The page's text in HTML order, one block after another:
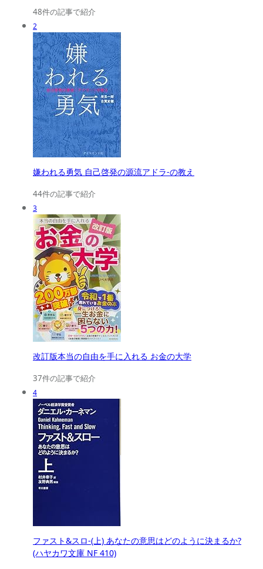
48件の記事で紹介
2
嫌われる勇気 自己啓発の源流アドラ-の教え
44件の記事で紹介
3
改訂版本当の自由を手に入れる お金の大学
37件の記事で紹介
4
ファスト&スロ-(上) あなたの意思はどのように決まるか?
(ハヤカワ文庫 NF 410)